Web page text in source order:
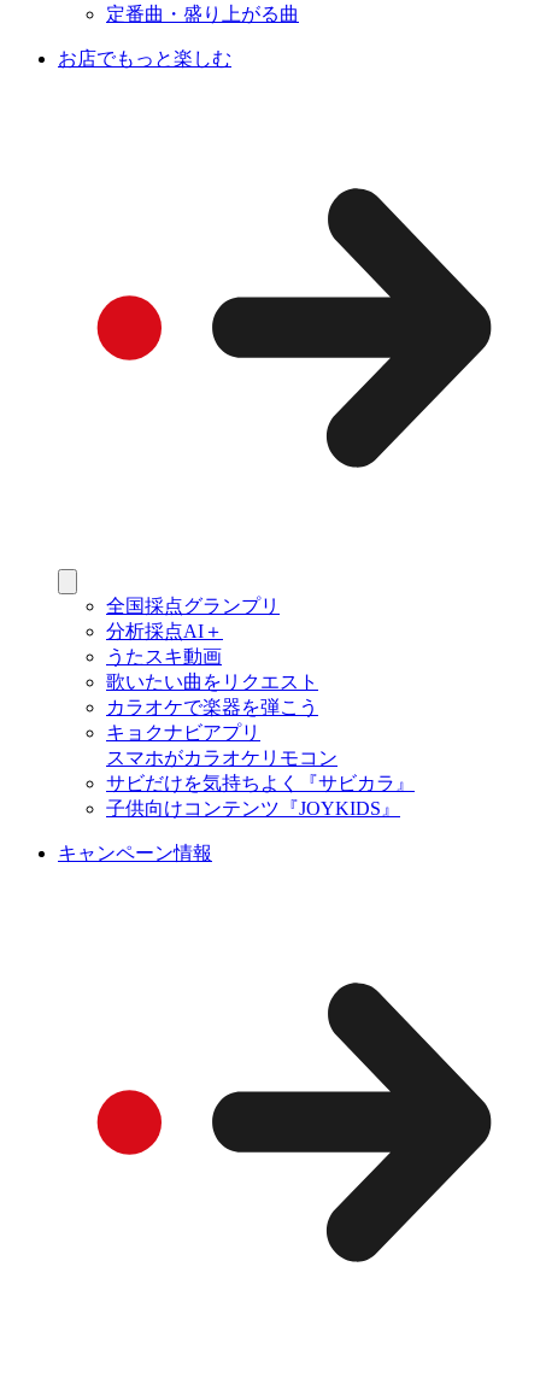
定番曲・盛り上がる曲
お店でもっと楽しむ
全国採点グランプリ
分析採点AI＋
うたスキ動画
歌いたい曲をリクエスト
カラオケで楽器を弾こう
キョクナビアプリ
スマホがカラオケリモコン
サビだけを気持ちよく『サビカラ』
子供向けコンテンツ『JOYKIDS』
キャンペーン情報